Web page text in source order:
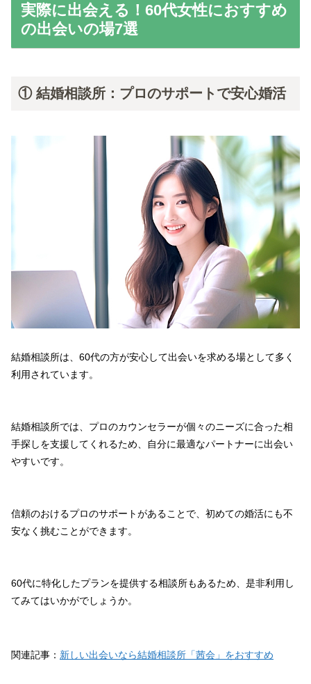
実際に出会える！60代女性におすすめ
の出会いの場7選
① 結婚相談所：プロのサポートで安心婚活
結婚相談所は、60代の方が安心して出会いを求める場として多く
利用されています。
結婚相談所では、プロのカウンセラーが個々のニーズに合った相
手探しを支援してくれるため、自分に最適なパートナーに出会い
やすいです。
信頼のおけるプロのサポートがあることで、初めての婚活にも不
安なく挑むことができます。
60代に特化したプランを提供する相談所もあるため、是非利用し
てみてはいかがでしょうか。
関連記事： 新しい出会いなら結婚相談所「茜会」をおすすめ